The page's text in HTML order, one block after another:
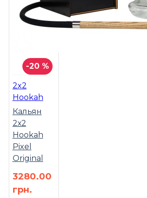
-20 %
2x2
Hookah
Кальян
2х2
Hookah
Pixel
Original
3280.00
грн.